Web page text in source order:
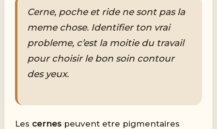
Cerne, poche et ride ne sont pas la
meme chose. Identifier ton vrai
probleme, c’est la moitie du travail
pour choisir le bon soin contour
des yeux.
Les cernes peuvent etre pigmentaires